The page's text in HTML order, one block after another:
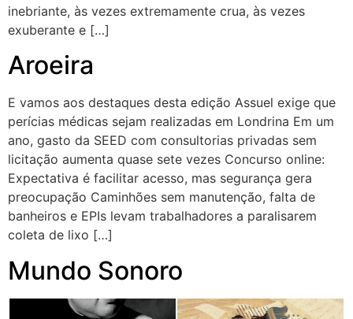
inebriante, às vezes extremamente crua, às vezes
exuberante e […]
Aroeira
E vamos aos destaques desta edição Assuel exige que
perícias médicas sejam realizadas em Londrina Em um
ano, gasto da SEED com consultorias privadas sem
licitação aumenta quase sete vezes Concurso online:
Expectativa é facilitar acesso, mas segurança gera
preocupação Caminhões sem manutenção, falta de
banheiros e EPIs levam trabalhadores a paralisarem
coleta de lixo […]
Mundo Sonoro